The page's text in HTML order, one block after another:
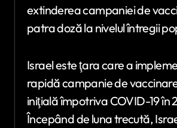
extinderea campaniei de
patra doză la nivelul întregii
Israel este ţara care a
rapidă campanie de
iniţială împotriva COVID-19 în
Începând de luna trecută,